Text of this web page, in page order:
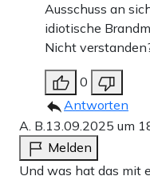
Ausschuss an
idiotische
Nicht
0
Antworten
A. B.13.09.2025 um
Melden
Und was hat das mit